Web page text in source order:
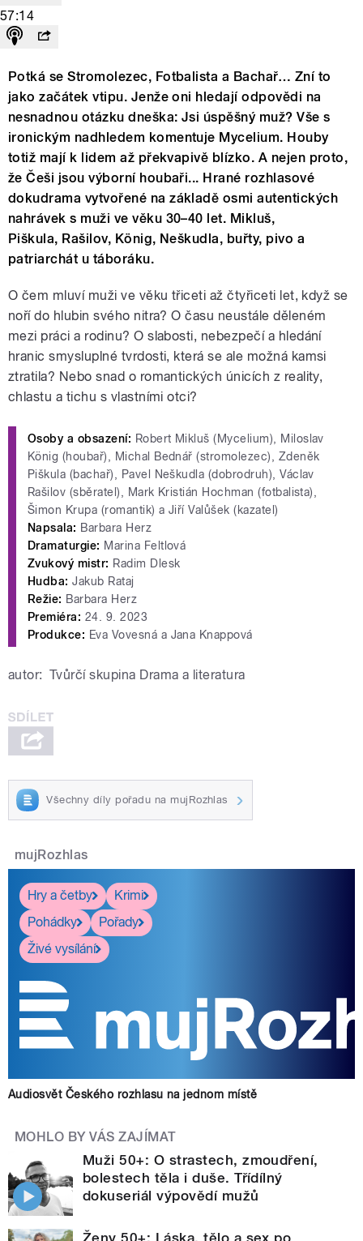
57:14
Potká se Stromolezec, Fotbalista a Bachař… Zní to
jako začátek vtipu. Jenže oni hledají odpovědi na
nesnadnou otázku dneška: Jsi úspěšný muž? Vše s
ironickým nadhledem komentuje Mycelium. Houby
totiž mají k lidem až překvapivě blízko. A nejen proto,
že Češi jsou výborní houbaři... Hrané rozhlasové
dokudrama vytvořené na základě osmi autentických
nahrávek s muži ve věku 30–40 let. Mikluš,
Piškula, Rašilov, König, Neškudla, buřty, pivo a
patriarchát u táboráku.
O čem mluví muži ve věku třiceti až čtyřiceti let, když se
noří do hlubin svého nitra? O času neustále děleném
mezi práci a rodinu? O slabosti, nebezpečí a hledání
hranic smysluplné tvrdosti, která se ale možná kamsi
ztratila? Nebo snad o romantických únicích z reality,
chlastu a tichu s vlastními otci?
Osoby a obsazení: Robert Mikluš (Mycelium), Miloslav
König (houbař), Michal Bednář (stromolezec), Zdeněk
Piškula (bachař), Pavel Neškudla (dobrodruh), Václav
Rašilov (sběratel), Mark Kristián Hochman (fotbalista),
Šimon Krupa (romantik) a Jiří Valůšek (kazatel)
Napsala: Barbara Herz
Dramaturgie: Marina Feltlová
Zvukový mistr: Radim Dlesk
Hudba: Jakub Rataj
Režie: Barbara Herz
Premiéra: 24. 9. 2023
Produkce: Eva Vovesná a Jana Knappová
autor: Tvůrčí skupina Drama a literatura
Všechny díly pořadu na mujRozhlas
mujRozhlas
Hry a četby
Krimi
Pohádky
Pořady
Živé vysílání
Audiosvět Českého rozhlasu na jednom místě
MOHLO BY VÁS ZAJÍMAT
Muži 50+: O strastech, zmoudření,
bolestech těla i duše. Třídílný
dokuseriál výpovědí mužů
Ženy 50+: Láska, tělo a sex po